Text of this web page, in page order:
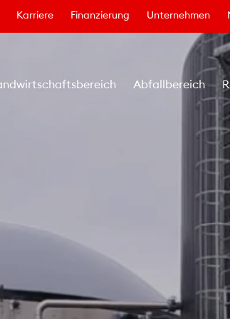
Karriere Finanzierung Unternehmen
Abfallbereich